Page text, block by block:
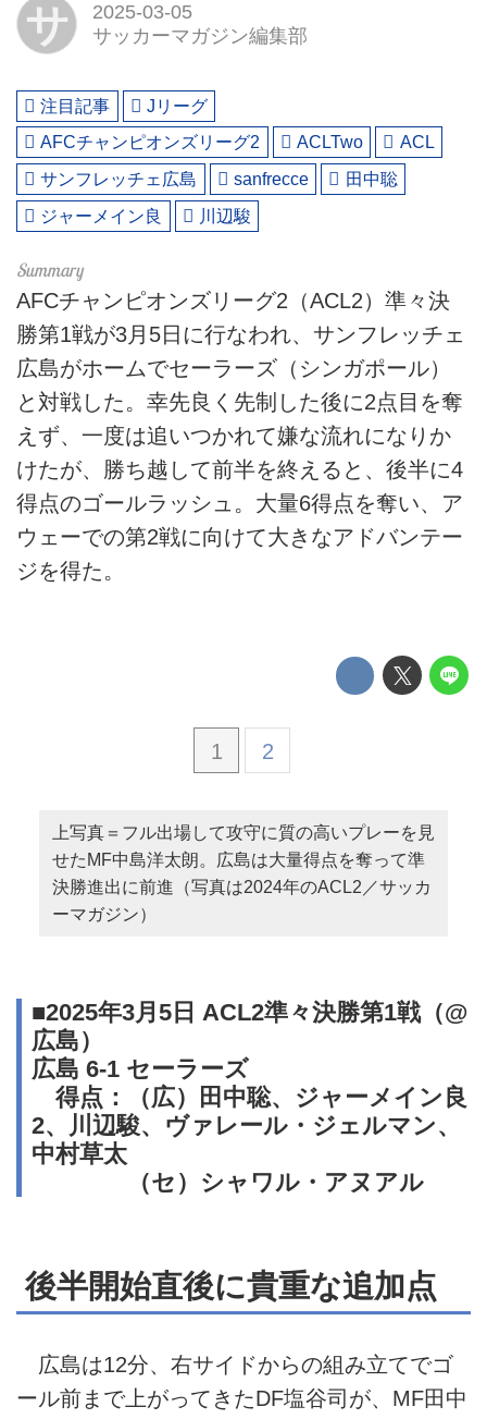
サ
2025-03-05
サッカーマガジン編集部
注目記事
Jリーグ
AFCチャンピオンズリーグ2
ACLTwo
ACL
サンフレッチェ広島
sanfrecce
田中聡
ジャーメイン良
川辺駿
AFCチャンピオンズリーグ2（ACL2）準々決
勝第1戦が3月5日に行なわれ、サンフレッチェ
広島がホームでセーラーズ（シンガポール）
と対戦した。幸先良く先制した後に2点目を奪
えず、一度は追いつかれて嫌な流れになりか
けたが、勝ち越して前半を終えると、後半に4
得点のゴールラッシュ。大量6得点を奪い、ア
ウェーでの第2戦に向けて大きなアドバンテー
ジを得た。
1 2
上写真＝フル出場して攻守に質の高いプレーを見
せたMF中島洋太朗。広島は大量得点を奪って準
決勝進出に前進（写真は2024年のACL2／サッカ
ーマガジン）
■2025年3月5日 ACL2準々決勝第1戦（@
広島）
広島 6-1 セーラーズ
得点：（広）田中聡、ジャーメイン良
2、川辺駿、ヴァレール・ジェルマン、
中村草太
（セ）シャワル・アヌアル
後半開始直後に貴重な追加点
広島は12分、右サイドからの組み立てでゴ
ール前まで上がってきたDF塩谷司が、MF田中